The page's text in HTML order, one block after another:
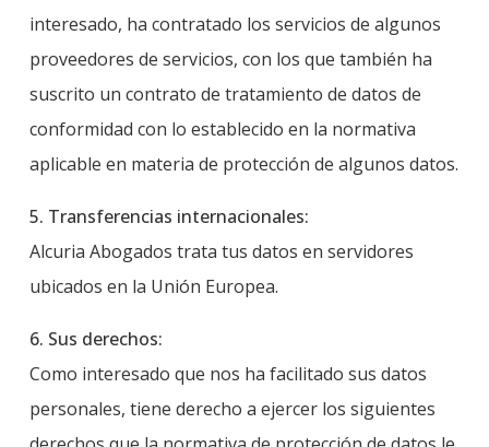
interesado, ha contratado los servicios de algunos
proveedores de servicios, con los que también ha
suscrito un contrato de tratamiento de datos de
conformidad con lo establecido en la normativa
aplicable en materia de protección de algunos datos.
5. Transferencias internacionales:
Alcuria Abogados trata tus datos en servidores
ubicados en la Unión Europea.
6. Sus derechos:
Como interesado que nos ha facilitado sus datos
personales, tiene derecho a ejercer los siguientes